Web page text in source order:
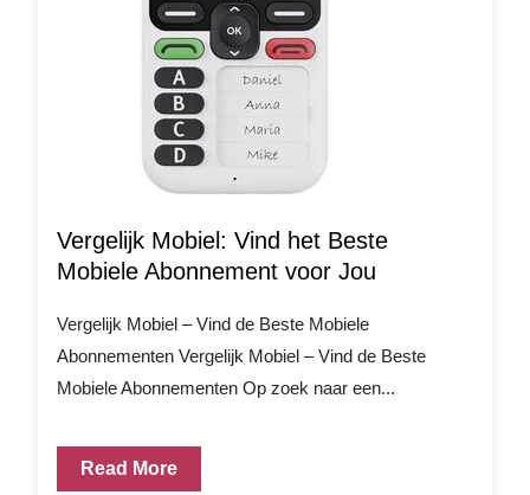
Vergelijk Mobiel: Vind het Beste
Mobiele Abonnement voor Jou
Vergelijk Mobiel – Vind de Beste Mobiele
Abonnementen Vergelijk Mobiel – Vind de Beste
Mobiele Abonnementen Op zoek naar een...
Read More